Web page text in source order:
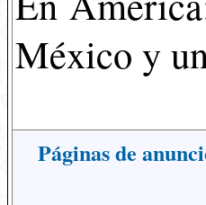
México y
Páginas de